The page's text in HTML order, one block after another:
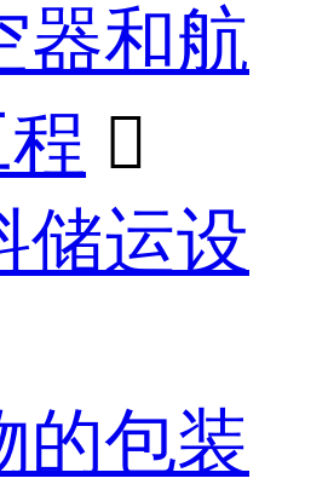
器和航

储运设
的包装